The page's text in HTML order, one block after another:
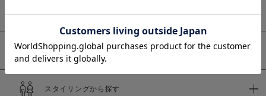
価格
予約商品
スタイリングから探す